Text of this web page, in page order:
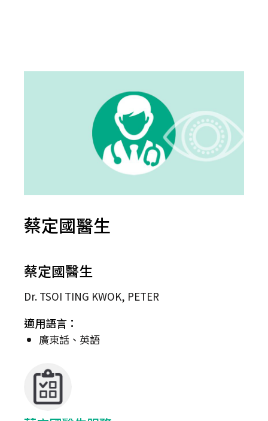
蔡定國醫生
蔡定國醫生
Dr. TSOI TING KWOK, PETER
適用語言：
廣東話、英語